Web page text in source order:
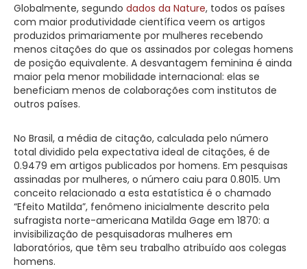
Globalmente, segundo dados da Nature, todos os países
com maior produtividade científica veem os artigos
produzidos primariamente por mulheres recebendo
menos citações do que os assinados por colegas homens
de posição equivalente. A desvantagem feminina é ainda
maior pela menor mobilidade internacional: elas se
beneficiam menos de colaborações com institutos de
outros países.
No Brasil, a média de citação, calculada pelo número
total dividido pela expectativa ideal de citações, é de
0.9479 em artigos publicados por homens. Em pesquisas
assinadas por mulheres, o número caiu para 0.8015. Um
conceito relacionado a esta estatística é o chamado
“Efeito Matilda”, fenômeno inicialmente descrito pela
sufragista norte-americana Matilda Gage em 1870: a
invisibilização de pesquisadoras mulheres em
laboratórios, que têm seu trabalho atribuído aos colegas
homens.